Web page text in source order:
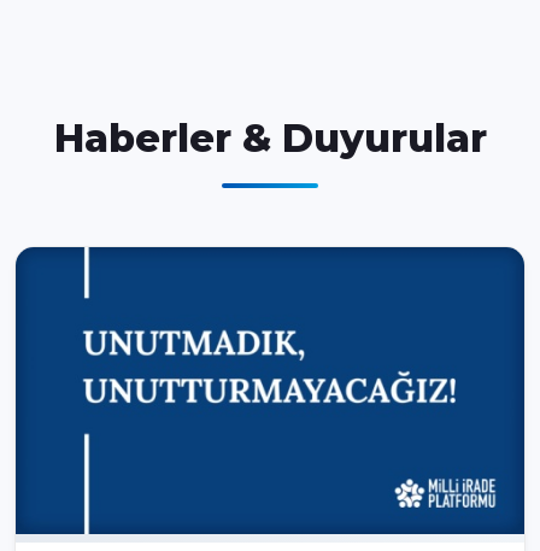
Haberler & Duyurular